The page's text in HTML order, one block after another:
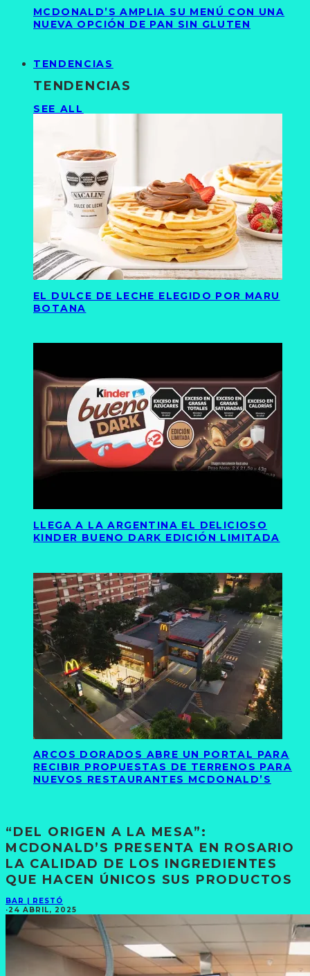
MCDONALD’S AMPLIA SU MENÚ CON UNA
NUEVA OPCIÓN DE PAN SIN GLUTEN
TENDENCIAS
TENDENCIAS
SEE ALL
EL DULCE DE LECHE ELEGIDO POR MARU
BOTANA
LLEGA A LA ARGENTINA EL DELICIOSO
KINDER BUENO DARK EDICIÓN LIMITADA
ARCOS DORADOS ABRE UN PORTAL PARA
RECIBIR PROPUESTAS DE TERRENOS PARA
NUEVOS RESTAURANTES MCDONALD’S
“DEL ORIGEN A LA MESA”:
MCDONALD’S PRESENTA EN ROSARIO
LA CALIDAD DE LOS INGREDIENTES
QUE HACEN ÚNICOS SUS PRODUCTOS
BAR | RESTÓ
·24 ABRIL, 2025